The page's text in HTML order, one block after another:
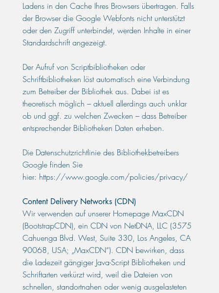
Ladens in den Cache Ihres Browsers übertragen. Falls
der Browser die Google Webfonts nicht unterstützt
oder den Zugriff unterbindet, werden Inhalte in einer
Standardschrift angezeigt.
Der Aufruf von Scriptbibliotheken oder
Schriftbibliotheken löst automatisch eine Verbindung
zum Betreiber der Bibliothek aus. Dabei ist es
theoretisch möglich – aktuell allerdings auch unklar
ob und ggf. zu welchen Zwecken – dass Betreiber
entsprechender Bibliotheken Daten erheben.
Die Datenschutzrichtlinie des Bibliothekbetreibers
Google finden Sie
hier: https://www.google.com/policies/privacy/
Content Delivery Networks (CDN)
Wir verwenden auf unserer Homepage MaxCDN
(BootstrapCDN), ein CDN von NetDNA, LLC (3575
Cahuenga Blvd. West, Suite 330, Los Angeles, CA
90068, USA; „MaxCDN“). CDN bewirken, dass
die Ladezeit gängiger Java-Script Bibliotheken und
Schriftarten verkürzt wird, weil die Dateien von
schnellen, standortnahen oder wenig ausgelasteten